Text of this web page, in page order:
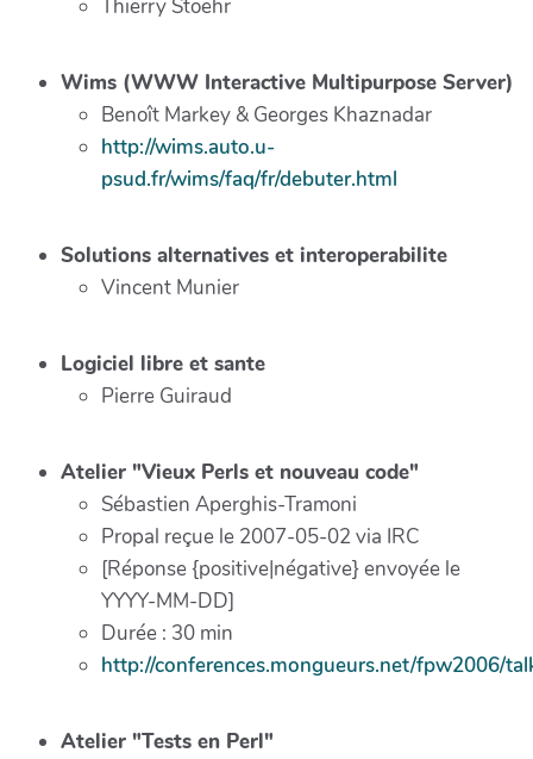
Thierry Stoehr
Wims (WWW Interactive Multipurpose Server)
Benoît Markey & Georges Khaznadar
http://wims.auto.u-
psud.fr/wims/faq/fr/debuter.html
Solutions alternatives et interoperabilite
Vincent Munier
Logiciel libre et sante
Pierre Guiraud
Atelier "Vieux Perls et nouveau code"
Sébastien Aperghis-Tramoni
Propal reçue le 2007-05-02 via IRC
[Réponse {positive|négative} envoyée le
YYYY-MM-DD]
Durée : 30 min
http://conferences.mongueurs.net/fpw2006/
Atelier "Tests en Perl"